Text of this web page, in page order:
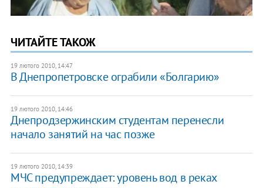
ЧИТАЙТЕ ТАКОЖ
19 лютого 2010, 14:47
В Днепропетровске ограбили «Болгарию»
19 лютого 2010, 14:46
Днепродзержинским студентам перенесли
начало занятий на час позже
19 лютого 2010, 14:39
МЧС предупреждает: уровень вод в реках